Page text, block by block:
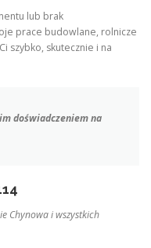
lub brak
prace budowlane, rolnicze
szybko, skutecznie i na
doświadczeniem na
Chynowa i wszystkich